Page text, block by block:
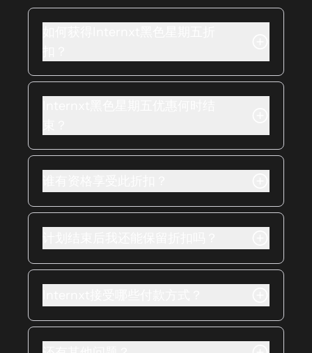
要获取折扣，请从我们的Essential、
Premium或Ultimate计划中进行选
扣将在结账时自动应用。
黑色星期五促销活动将于2025年12月3
日结束。
如果您是新用户，可以通过创建帐户
来享受此折扣。如果您拥有终身计
划，可以升级以获得更多存储空间和
额外功能，例如Cleaner、Meet和
Mail。
黑色星期五优惠在订阅期结束前有
效。订阅期在年底结束后，您的订阅
将自动以正常价格续订。由于终身计
划只需一次付款，您的折扣将永久有
效。
目前，我们接受信用卡和借记卡付款
（包括Mastercard、VISA、